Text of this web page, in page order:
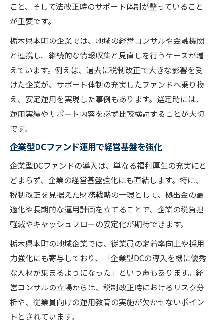
こと、そして法改正時のサポート体制が整っていること
が重要です。
栃木県本町の企業では、地域の経営コンサルや金融機関
と連携し、継続的な情報収集と見直しを行うケースが増
えています。例えば、過去に税制改正で大きな影響を受
けた企業が、サポート体制の充実したファンドへ乗り換
え、安定運用を実現した事例もあります。選定時には、
運用実績やサポート内容を必ず比較検討することが大切
です。
企業型DCファンド運用で経営基盤を強化
企業型DCファンドの導入は、単なる福利厚生の充実にと
どまらず、企業の経営基盤強化にも直結します。特に、
税制改正を見据えた財務戦略の一環として、拠出金の最
適化や長期的な運用計画を立てることで、企業の税負担
軽減やキャッシュフローの安定化が期待できます。
栃木県本町の地域企業では、従業員の定着率向上や採用
力強化にも寄与しており、「企業型DCの導入を機に優秀
な人材が集まるようになった」という声もあります。経
営コンサルの立場からは、税制改正時におけるリスク分
析や、従業員向けの運用教育の実施が欠かせないポイン
トとされています。